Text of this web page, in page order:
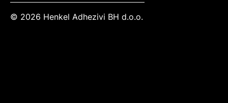
© 2026 Henkel Adhezivi BH d.o.o.